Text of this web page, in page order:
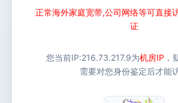
正常海外家庭宽带,公司网络等可直接
证
您当前IP:216.73.217.9为机房IP ，
需要对您身份鉴定后才能